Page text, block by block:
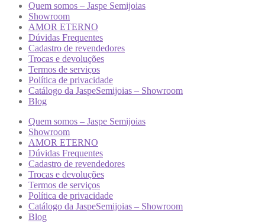
Quem somos – Jaspe Semijoias
Showroom
AMOR ETERNO
Dúvidas Frequentes
Cadastro de revendedores
Trocas e devoluções
Termos de serviços
Política de privacidade
Catálogo da JaspeSemijoias – Showroom
Blog
Quem somos – Jaspe Semijoias
Showroom
AMOR ETERNO
Dúvidas Frequentes
Cadastro de revendedores
Trocas e devoluções
Termos de serviços
Política de privacidade
Catálogo da JaspeSemijoias – Showroom
Blog